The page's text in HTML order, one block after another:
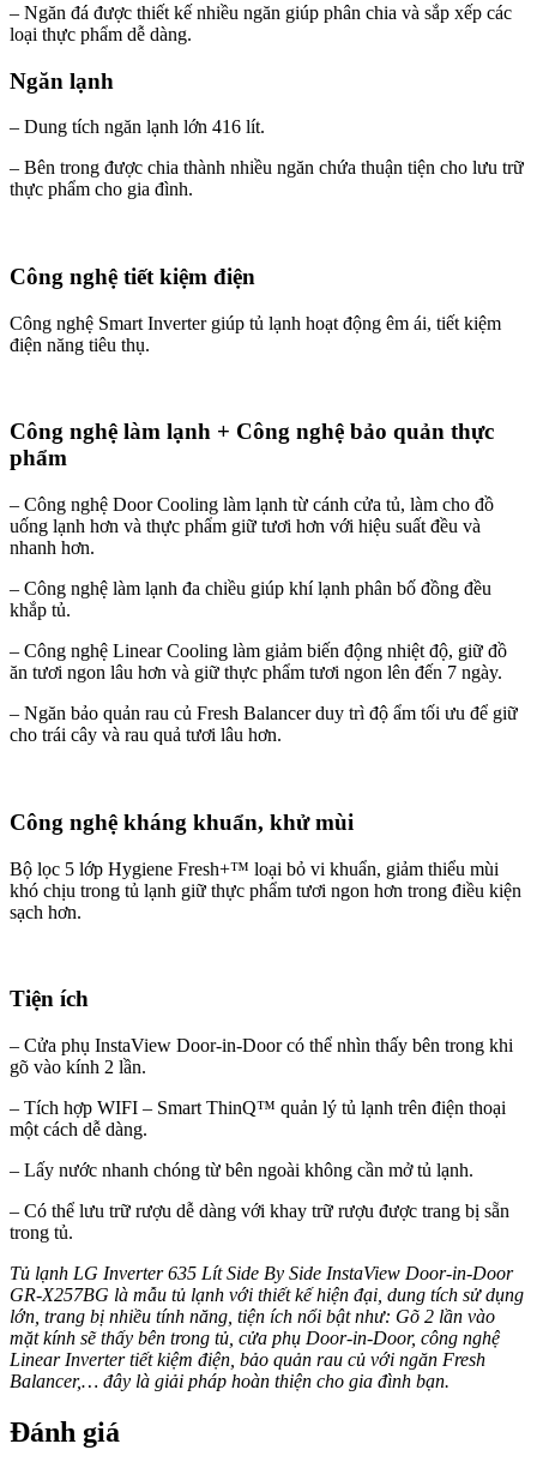
– Ngăn đá được thiết kế nhiều ngăn giúp phân chia và sắp xếp các
loại thực phẩm dễ dàng.
Ngăn lạnh
– Dung tích ngăn lạnh lớn 416 lít.
– Bên trong được chia thành nhiều ngăn chứa thuận tiện cho lưu trữ
thực phẩm cho gia đình.
Công nghệ tiết kiệm điện
Công nghệ Smart Inverter giúp tủ lạnh hoạt động êm ái, tiết kiệm
điện năng tiêu thụ.
Công nghệ làm lạnh + Công nghệ bảo quản thực
phẩm
– Công nghệ Door Cooling làm lạnh từ cánh cửa tủ, làm cho đồ
uống lạnh hơn và thực phẩm giữ tươi hơn với hiệu suất đều và
nhanh hơn.
– Công nghệ làm lạnh đa chiều giúp khí lạnh phân bố đồng đều
khắp tủ.
– Công nghệ Linear Cooling làm giảm biến động nhiệt độ, giữ đồ
ăn tươi ngon lâu hơn và giữ thực phẩm tươi ngon lên đến 7 ngày.
– Ngăn bảo quản rau củ Fresh Balancer duy trì độ ẩm tối ưu để giữ
cho trái cây và rau quả tươi lâu hơn.
Công nghệ kháng khuẩn, khử mùi
Bộ lọc 5 lớp Hygiene Fresh+™ loại bỏ vi khuẩn, giảm thiểu mùi
khó chịu trong tủ lạnh giữ thực phẩm tươi ngon hơn trong điều kiện
sạch hơn.
Tiện ích
– Cửa phụ InstaView Door-in-Door có thể nhìn thấy bên trong khi
gõ vào kính 2 lần.
– Tích hợp WIFI – Smart ThinQ™ quản lý tủ lạnh trên điện thoại
một cách dễ dàng.
– Lấy nước nhanh chóng từ bên ngoài không cần mở tủ lạnh.
– Có thể lưu trữ rượu dễ dàng với khay trữ rượu được trang bị sẵn
trong tủ.
Tủ lạnh LG Inverter 635 Lít Side By Side InstaView Door-in-Door
GR-X257BG là mẫu tủ lạnh với thiết kế hiện đại, dung tích sử dụng
lớn, trang bị nhiều tính năng, tiện ích nổi bật như: Gõ 2 lần vào
mặt kính sẽ thấy bên trong tủ, cửa phụ Door-in-Door, công nghệ
Linear Inverter tiết kiệm điện, bảo quản rau củ với ngăn Fresh
Balancer,… đây là giải pháp hoàn thiện cho gia đình bạn.
Đánh giá